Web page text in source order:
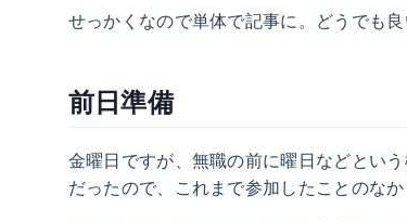
せっかくなので単体で記事に。どうでも
前日準備
金曜日ですが、無職の前に曜日などとい
だったので、これまで参加したことのな